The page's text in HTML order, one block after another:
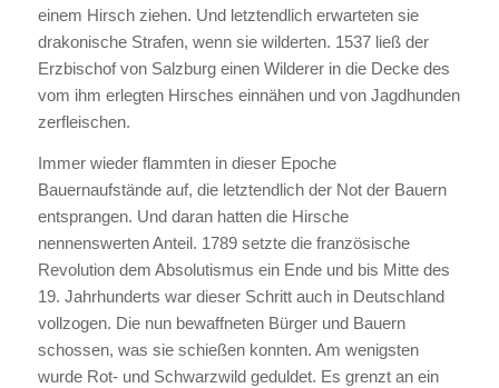
einem Hirsch ziehen. Und letztendlich erwarteten sie
drakonische Strafen, wenn sie wilderten. 1537 ließ der
Erzbischof von Salzburg einen Wilderer in die Decke des
vom ihm erlegten Hirsches einnähen und von Jagdhunden
zerfleischen.
Immer wieder flammten in dieser Epoche
Bauernaufstände auf, die letztendlich der Not der Bauern
entsprangen. Und daran hatten die Hirsche
nennenswerten Anteil. 1789 setzte die französische
Revolution dem Absolutismus ein Ende und bis Mitte des
19. Jahrhunderts war dieser Schritt auch in Deutschland
vollzogen. Die nun bewaffneten Bürger und Bauern
schossen, was sie schießen konnten. Am wenigsten
wurde Rot- und Schwarzwild geduldet. Es grenzt an ein